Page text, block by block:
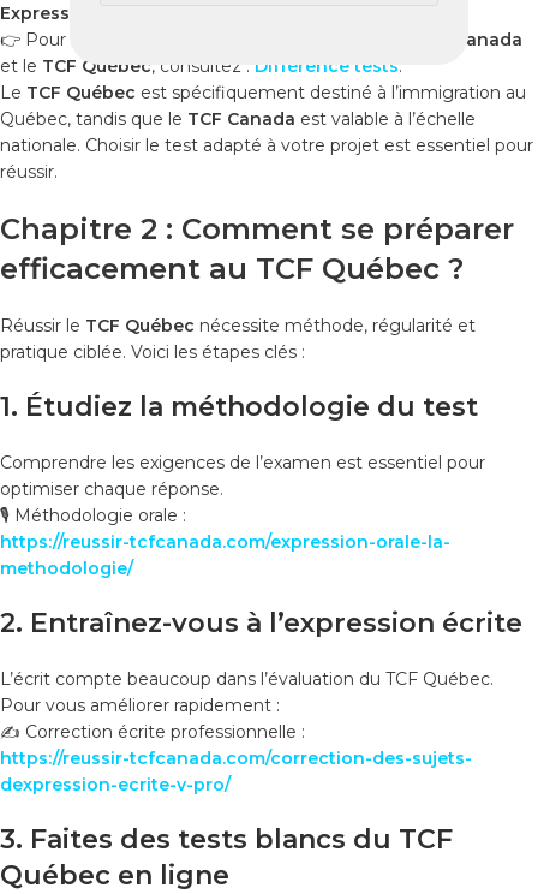
Expression écrite
👉 Pour mieux comprendre la différence entre le
TCF Canada
et le TCF Québec, consultez : Différence tests.
Le TCF Québec est spécifiquement destiné à l’immigration au
Québec, tandis que le TCF Canada est valable à l’échelle
nationale. Choisir le test adapté à votre projet est essentiel pour
réussir.
Chapitre 2 : Comment se préparer
efficacement au TCF Québec ?
Réussir le TCF Québec nécessite méthode, régularité et
pratique ciblée. Voici les étapes clés :
1. Étudiez la méthodologie du test
Comprendre les exigences de l’examen est essentiel pour
optimiser chaque réponse.
🎙️ Méthodologie orale :
https://reussir-tcfcanada.com/expression-orale-la-
methodologie/
2. Entraînez-vous à l’expression écrite
L’écrit compte beaucoup dans l’évaluation du TCF Québec.
Pour vous améliorer rapidement :
✍️ Correction écrite professionnelle :
https://reussir-tcfcanada.com/correction-des-sujets-
dexpression-ecrite-v-pro/
3. Faites des tests blancs du TCF
Québec en ligne